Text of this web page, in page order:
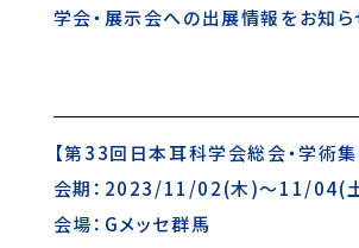
学会・展示会への出展情報をお知ら
【第33回日本耳科学会総会・学術集
会期：2023/11/02(木)～11/04(
会場：Gメッセ群馬